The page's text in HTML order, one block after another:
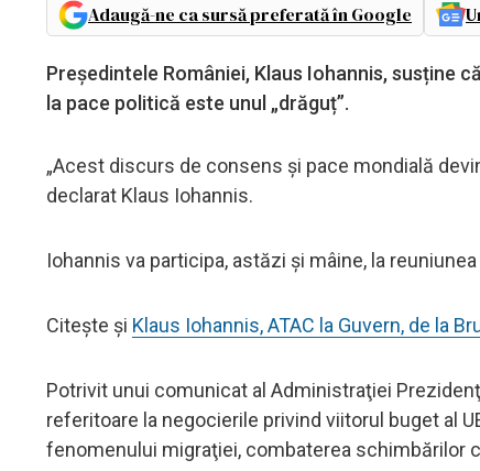
Adaugă-ne ca sursă preferată în Google
Președintele României, Klaus Iohannis, susține
la pace politică este unul „drăguț”.
„Acest discurs de consens și pace mondială
declarat Klaus Iohannis.
Iohannis va participa, astăzi și mâine, la
Citește și Klaus Iohannis, ATAC la Guvern, de la
Potrivit unui comunicat al Administraţiei
referitoare la negocierile privind viitorul buget al
fenomenului migraţiei, combaterea schimbărilor